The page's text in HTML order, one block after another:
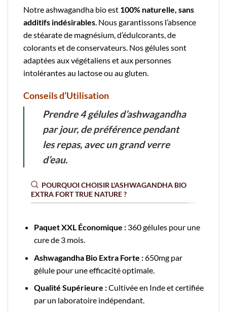
Notre ashwagandha bio est 100% naturelle, sans
additifs indésirables . Nous garantissons l’absence
de stéarate de magnésium, d’édulcorants, de
colorants et de conservateurs. Nos gélules sont
adaptées aux végétaliens et aux personnes
intolérantes au lactose ou au gluten.
Conseils d’Utilisation
Prendre 4 gélules d’ashwagandha
par jour, de préférence pendant
les repas, avec un grand verre
d’eau.
POURQUOI CHOISIR L'ASHWAGANDHA BIO
EXTRA FORT TRUE NATURE ?
Paquet XXL Économique :360 gélules pour une
cure de 3 mois.
Ashwagandha Bio Extra Forte :650mg par
gélule pour une efficacité optimale.
Qualité Supérieure :Cultivée en Inde et certifiée
par un laboratoire indépendant.